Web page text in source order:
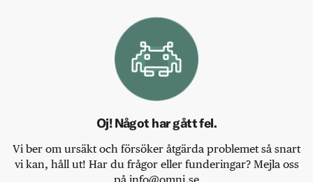
Oj! Något har gått fel.
Vi ber om ursäkt och försöker åtgärda problemet så snart
vi kan, håll ut! Har du frågor eller funderingar? Mejla oss